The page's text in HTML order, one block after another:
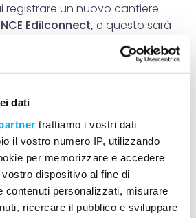
dati
trattiamo i vostri dati
il vostro numero IP, utilizzando
per memorizzare e accedere
dispositivo al fine di
contenuti personalizzati, misurare
ricercare il pubblico e sviluppare
registrare un nuovo cantiere
Edilconnect, e questo sarà
cantieri di
sarà quindi necessario l'invio
il codice
cantiere?
può ottenere tramite richiesta al
. Oppure posso procedere
Lavoro come fatto fino a